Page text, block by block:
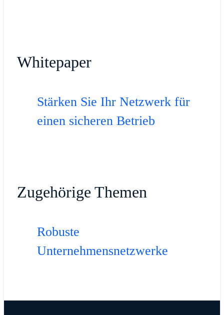
Whitepaper
Stärken Sie Ihr Netzwerk für
einen sicheren Betrieb
Zugehörige Themen
Robuste
Unternehmensnetzwerke